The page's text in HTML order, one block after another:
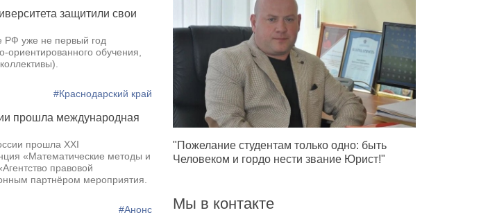
защитили свои
РФ уже не первый год
ориентированного обучения,
#Краснодарский край
прошла международная
прошла XXI
«Математические методы и
правовой
партнёром мероприятия.
#Анонс
"Пожелание студентам только одно: быть
Человеком и гордо нести звание Юрист!"
Мы в контакте